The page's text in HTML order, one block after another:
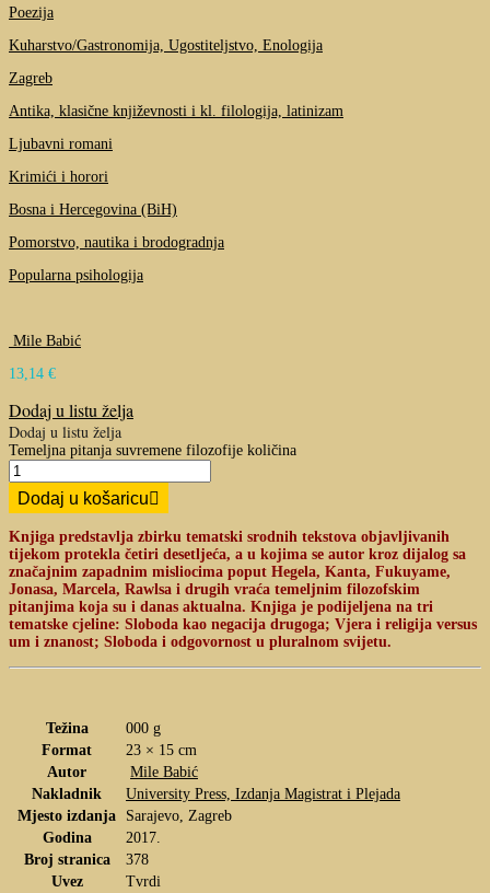
Poezija
Kuharstvo/Gastronomija, Ugostiteljstvo, Enologija
Zagreb
Antika, klasične književnosti i kl. filologija, latinizam
Ljubavni romani
Krimići i horori
Bosna i Hercegovina (BiH)
Pomorstvo, nautika i brodogradnja
Popularna psihologija
Mile Babić
13,14 €
Dodaj u listu želja
Dodaj u listu želja
Temeljna pitanja suvremene filozofije količina
Dodaj u košaricu
Knjiga predstavlja zbirku tematski srodnih tekstova objavljivanih
tijekom protekla četiri desetljeća, a u kojima se autor kroz dijalog sa
značajnim zapadnim misliocima poput Hegela, Kanta, Fukuyame,
Jonasa, Marcela, Rawlsa i drugih vraća temeljnim filozofskim
pitanjima koja su i danas aktualna. Knjiga je podijeljena na tri
tematske cjeline: Sloboda kao negacija drugoga; Vjera i religija versus
um i znanost; Sloboda i odgovornost u pluralnom svijetu.
Težina
000 g
Format
23 × 15 cm
Autor
Mile Babić
Nakladnik
University Press, Izdanja Magistrat i Plejada
Mjesto izdanja
Sarajevo, Zagreb
Godina
2017.
Broj stranica
378
Uvez
Tvrdi